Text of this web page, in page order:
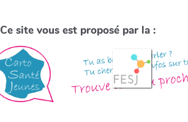
Ce site vous est proposé par la :